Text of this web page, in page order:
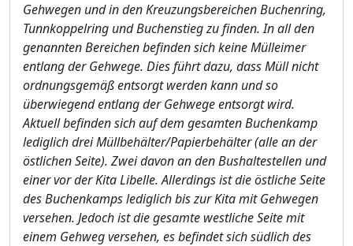
Gehwegen und in den Kreuzungsbereichen Buchenring,
Tunnkoppelring und Buchenstieg zu finden. In all den
genannten Bereichen befinden sich keine Mülleimer
entlang der Gehwege. Dies führt dazu, dass Müll nicht
ordnungsgemäßentsorgt werden kann und so
überwiegend entlang der Gehwege entsorgt wird.
Aktuell befinden sich auf dem gesamten Buchenkamp
lediglich drei Müllbehälter/Papierbehälter (alle an der
östlichen Seite). Zwei davon an den Bushaltestellen und
einer vor der Kita Libelle. Allerdings ist die östliche Seite
des Buchenkamps lediglich bis zur Kita mit Gehwegen
versehen. Jedoch ist die gesamte westliche Seite mit
einem Gehweg versehen, es befindet sich südlich des